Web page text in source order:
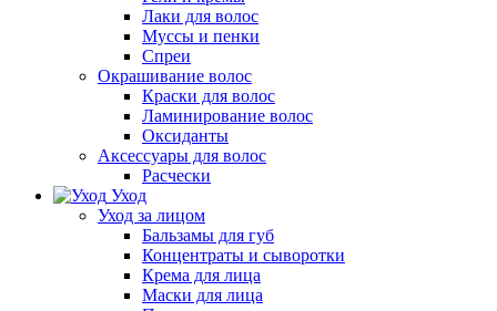
Лаки для волос
Муссы и пенки
Спреи
Окрашивание волос
Краски для волос
Ламинирование волос
Оксиданты
Аксессуары для волос
Расчески
Уход
Уход за лицом
Бальзамы для губ
Концентраты и сыворотки
Крема для лица
Маски для лица